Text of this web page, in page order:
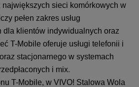
największych sieci komórkowych w
pełen zakres usług
dla klientów indywidualnych oraz
T-Mobile oferuje usługi telefonii i
stacjonarnego w systemach
i mix.
T-Mobile, w VIVO! Stalowa Wola